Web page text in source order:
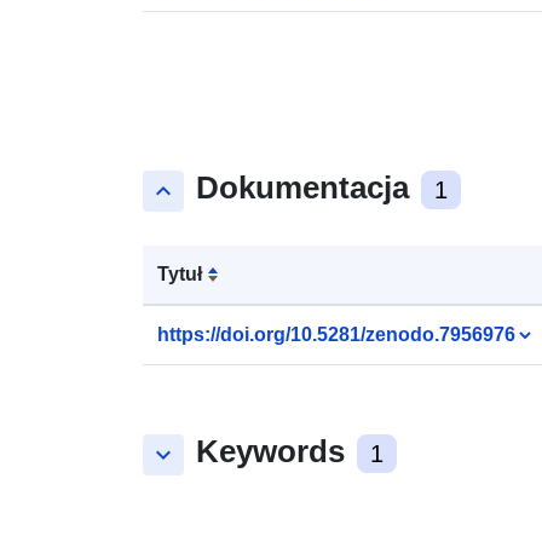
keyboard_arrow_up Dokumentacja 1
Tytuł
https://doi.org/10.5281/zenodo.7956976
keyboard_arrow_down Keywords 1